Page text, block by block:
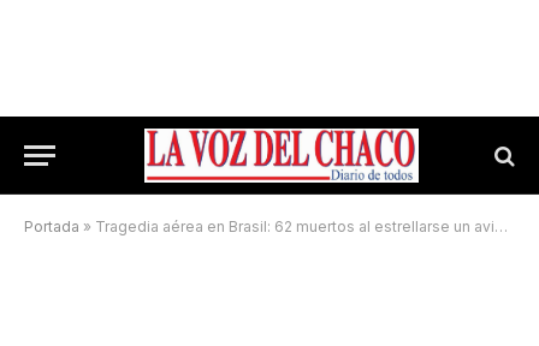
Portada » Tragedia aérea en Brasil: 62 muertos al estrellarse un avión comercial